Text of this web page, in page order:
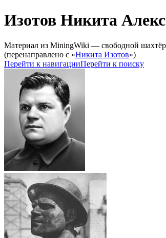
Изотов Никита
Материал из MiningWiki — свободной
(перенаправлено с «Никита Изотов»)
Перейти к навигацииПерейти к поиску